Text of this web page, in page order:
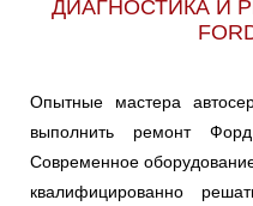
ДИАГНОСТИКА И
Опытные мастера
выполнить ремонт
Современное
квалифицированно